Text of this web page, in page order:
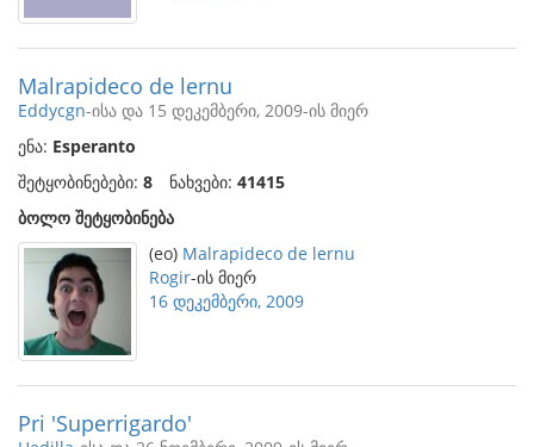
Malrapideco de lernu
Eddycgn-ისა და 15 დეკემბერი, 2009-ის მიერ
ენა: Esperanto
შეტყობინებები: 8 ნახვები: 41415
ბოლო შეტყობინება
(eo) Malrapideco de lernu
Rogir-ის მიერ
16 დეკემბერი, 2009
Pri 'Superrigardo'